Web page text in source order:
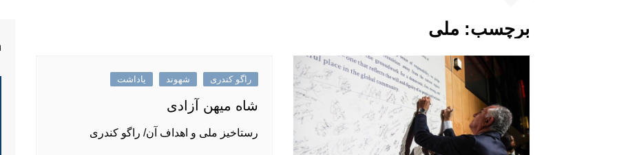
برچسب: ملی
راگو کندری شهوند یاداشت
شاه میهن آزادی
رستاخیز ملی و اهداف آن/ راگو کندری